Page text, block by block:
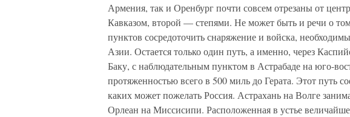
Армения, так и Оренбург почти совсем отрезаны от
Кавказом, второй — степями. Не может быть и речи о
пунктов сосредоточить снаряжение и войска,
Азии. Остается только один путь, а именно, через
Баку, с наблюдательным пунктом в Астрабаде на юго-
протяженностью всего в 500 миль до Герата. Этот путь
каких может пожелать Россия. Астрахань на Волге
Орлеан на Миссисипи. Расположенная в устье